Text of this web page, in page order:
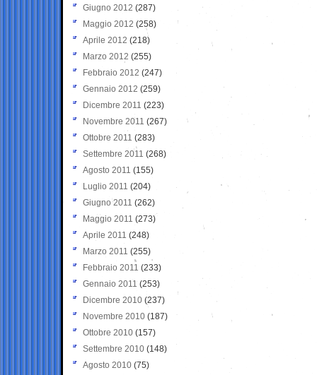
Giugno 2012 (287)
Maggio 2012 (258)
Aprile 2012 (218)
Marzo 2012 (255)
Febbraio 2012 (247)
Gennaio 2012 (259)
Dicembre 2011 (223)
Novembre 2011 (267)
Ottobre 2011 (283)
Settembre 2011 (268)
Agosto 2011 (155)
Luglio 2011 (204)
Giugno 2011 (262)
Maggio 2011 (273)
Aprile 2011 (248)
Marzo 2011 (255)
Febbraio 2011 (233)
Gennaio 2011 (253)
Dicembre 2010 (237)
Novembre 2010 (187)
Ottobre 2010 (157)
Settembre 2010 (148)
Agosto 2010 (75)